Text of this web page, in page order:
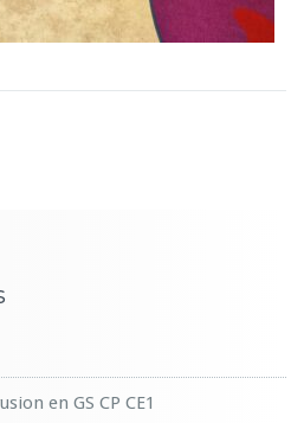
en GS CP CE1